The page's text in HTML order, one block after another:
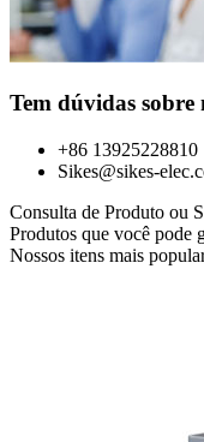
Tem dúvidas sobre
+86 13925228810
Sikes@sikes-
Consulta de Produto ou
Produtos que você pode
Nossos itens mais